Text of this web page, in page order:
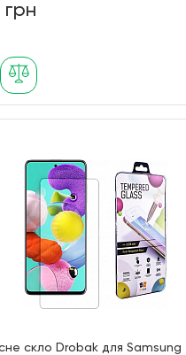
грн
скло Drobak для Samsung